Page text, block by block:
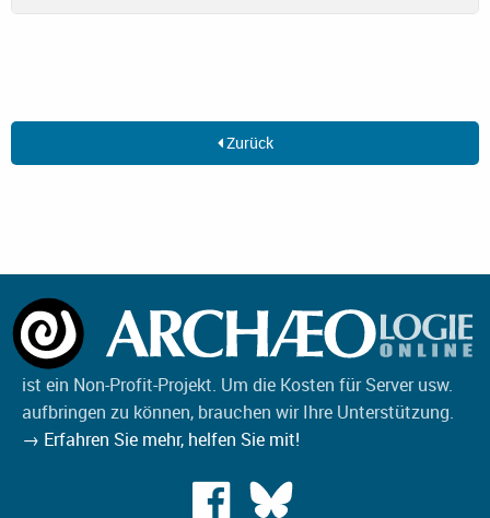
Zurück
ist ein Non-Profit-Projekt. Um die Kosten für Server usw.
aufbringen zu können, brauchen wir Ihre Unterstützung.
→ Erfahren Sie mehr, helfen Sie mit!